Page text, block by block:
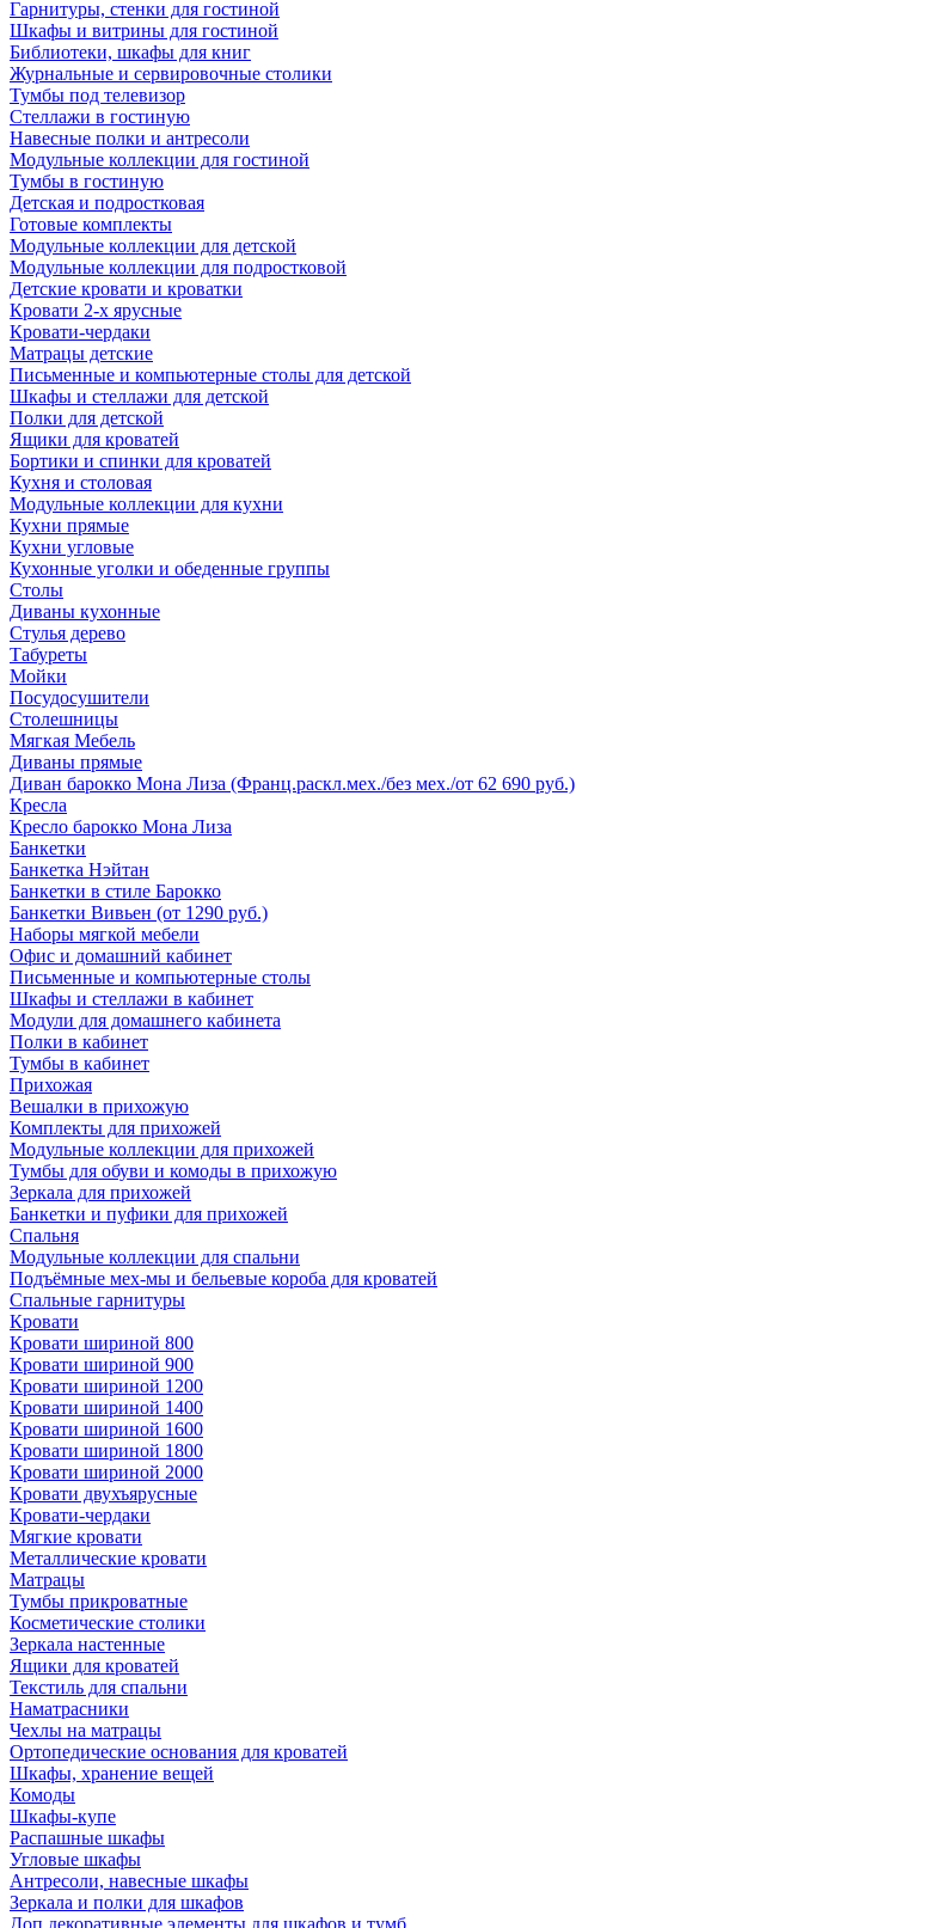
Гарнитуры, стенки для гостиной
Шкафы и витрины для гостиной
Библиотеки, шкафы для книг
Журнальные и сервировочные столики
Тумбы под телевизор
Стеллажи в гостиную
Навесные полки и антресоли
Модульные коллекции для гостиной
Тумбы в гостиную
Детская и подростковая
Готовые комплекты
Модульные коллекции для детской
Модульные коллекции для подростковой
Детские кровати и кроватки
Кровати 2-х ярусные
Кровати-чердаки
Матрацы детские
Письменные и компьютерные столы для детской
Шкафы и стеллажи для детской
Полки для детской
Ящики для кроватей
Бортики и спинки для кроватей
Кухня и столовая
Модульные коллекции для кухни
Кухни прямые
Кухни угловые
Кухонные уголки и обеденные группы
Столы
Диваны кухонные
Стулья дерево
Табуреты
Мойки
Посудосушители
Столешницы
Мягкая Мебель
Диваны прямые
Диван барокко Мона Лиза (Франц.раскл.мех./без мех./от 62 690 руб.)
Кресла
Кресло барокко Мона Лиза
Банкетки
Банкетка Нэйтан
Банкетки в стиле Барокко
Банкетки Вивьен (от 1290 руб.)
Наборы мягкой мебели
Офис и домашний кабинет
Письменные и компьютерные столы
Шкафы и стеллажи в кабинет
Модули для домашнего кабинета
Полки в кабинет
Тумбы в кабинет
Прихожая
Вешалки в прихожую
Комплекты для прихожей
Модульные коллекции для прихожей
Тумбы для обуви и комоды в прихожую
Зеркала для прихожей
Банкетки и пуфики для прихожей
Спальня
Модульные коллекции для спальни
Подъёмные мех-мы и бельевые короба для кроватей
Спальные гарнитуры
Кровати
Кровати шириной 800
Кровати шириной 900
Кровати шириной 1200
Кровати шириной 1400
Кровати шириной 1600
Кровати шириной 1800
Кровати шириной 2000
Кровати двухъярусные
Кровати-чердаки
Мягкие кровати
Металлические кровати
Матрацы
Тумбы прикроватные
Косметические столики
Зеркала настенные
Ящики для кроватей
Текстиль для спальни
Наматрасники
Чехлы на матрацы
Ортопедические основания для кроватей
Шкафы, хранение вещей
Комоды
Шкафы-купе
Распашные шкафы
Угловые шкафы
Антресоли, навесные шкафы
Зеркала и полки для шкафов
Доп.декоративные элементы для шкафов и тумб